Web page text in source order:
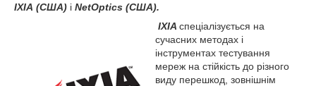
IXIA (США) і NetOptics (США).
IXIA спеціалізується на
сучасних методах і
інструментах тестування
мереж на стійкість до різного
виду перешкод, зовнішнім